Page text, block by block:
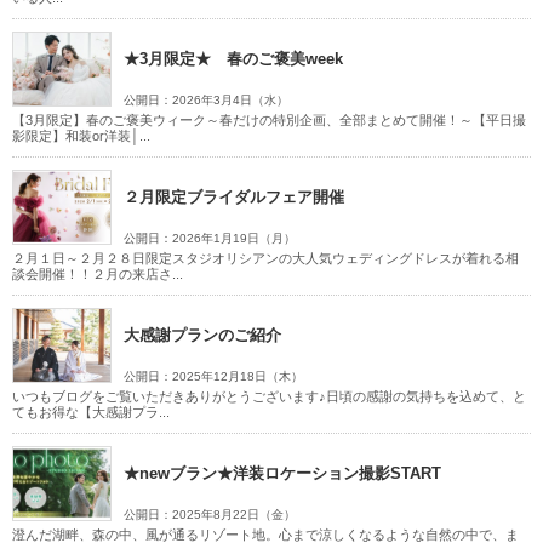
★3月限定★ 春のご褒美week
公開日：2026年3月4日（水）
【3月限定】春のご褒美ウィーク～春だけの特別企画、全部まとめて開催！～【平日撮
影限定】和装or洋装│...
２月限定ブライダルフェア開催
公開日：2026年1月19日（月）
２月１日～２月２８日限定スタジオリシアンの大人気ウェディングドレスが着れる相
談会開催！！２月の来店さ...
大感謝プランのご紹介
公開日：2025年12月18日（木）
いつもブログをご覧いただきありがとうございます♪日頃の感謝の気持ちを込めて、と
てもお得な【大感謝プラ...
★newブラン★洋装ロケーション撮影START
公開日：2025年8月22日（金）
澄んだ湖畔、森の中、風が通るリゾート地。心まで涼しくなるような自然の中で、ま